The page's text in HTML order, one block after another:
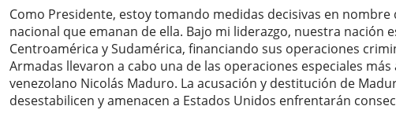
Como Presidente, estoy tomando medidas decisivas en
nacional que emanan de ella. Bajo mi liderazgo, nuestra
Centroamérica y Sudamérica, financiando sus operaciones
Armadas llevaron a cabo una de las operaciones especiales
venezolano Nicolás Maduro. La acusación y destitución de
desestabilicen y amenacen a Estados Unidos enfrentarán